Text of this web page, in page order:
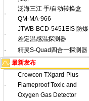
·
泛海三江 手/自动转换盒
QM-MA-966
·
JTWB-BCD-5451EIS 防爆
差定温感温探测器
·
精灵S-Quad四合一探测器
最新发布
·
Crowcon TXgard-Plus
Flameproof Toxic and
Oxygen Gas Detector